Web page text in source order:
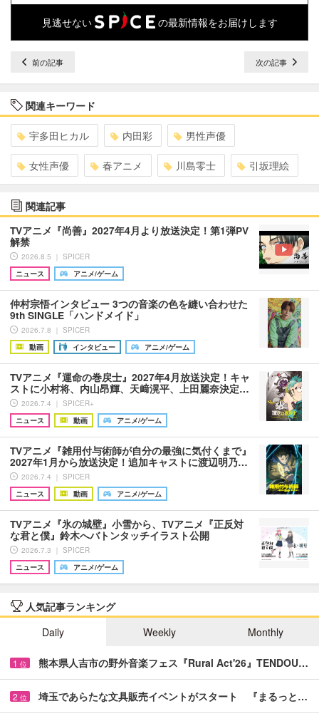
見逃せない の最新情報をお届けします
前の記事 次の記事
関連キーワード
宇多田ヒカル 内田彩 男性声優
女性声優 春アニメ 川島零士 引坂理絵
関連記事
TVアニメ『尚善』2027年4月より放送決定！第1弾PV
解禁
2026.8.5 ｜ SPICER
ニュース
アニメ/ゲーム
仲村宗悟インタビュー 3つの音楽の色を縫い合わせた
9th SINGLE「ハンドメイド」
2026.7.8 ｜ SPICER
動画
インタビュー アニメ/ゲーム
TVアニメ『運命の巻戻士』2027年4月放送決定！キャ
ストに小村将、内山昂輝、天﨑滉平、上田麗奈決定…
2026.7.4 ｜ SPICER+
ニュース
動画 アニメ/ゲーム
TVアニメ『雑用付与術師が自分の最強に気付くまで』
2027年1月から放送決定！追加キャストに渡辺明乃…
2026.7.4 ｜ SPICER
ニュース
動画 アニメ/ゲーム
TVアニメ『氷の城壁』小雪から、TVアニメ『正反対
な君と僕』鈴木へバトンタッチイラスト公開
2026.7.3 ｜ SPICER
ニュース
アニメ/ゲーム
人気記事ランキング
Daily
Weekly Monthly
1 位 熊本県人吉市の野外音楽フェス『Rural Act'26』TENDOU…
2 位 埼玉であらたな文具販売イベントがスタート 『まるっと…